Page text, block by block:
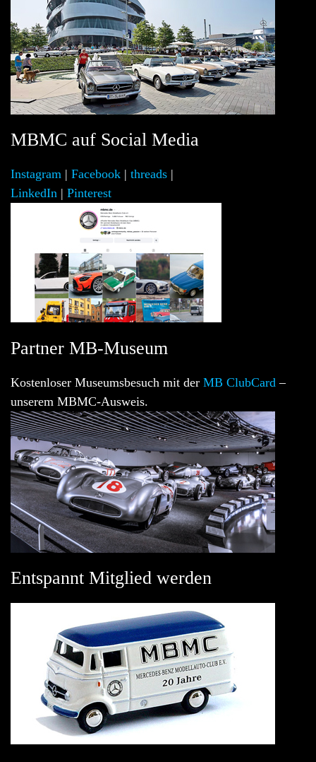
MBMC auf Social Media
Instagram | Facebook | threads |
LinkedIn | Pinterest
Partner MB-Museum
Kostenloser Museumsbesuch mit der MB ClubCard –
unserem MBMC-Ausweis.
Entspannt Mitglied werden